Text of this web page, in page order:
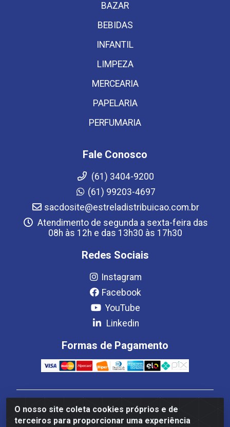
O nosso site coleta cookies próprios e de
terceiros para proporcionar uma experiência
BAZAR
BEBIDAS
INFANTIL
LIMPEZA
MERCEARIA
PAPELARIA
PERFUMARIA
Fale Conosco
(61) 3404-9200
(61) 99203-4697
sacdosite@estreladistribuicao.com.br
Atendimento de segunda a sexta-feira das
08h às 12h e das 13h30 às 17h30
Redes Sociais
Instagram
Facebook
YouTube
Linkedin
Formas de Pagamento
Estrela Distribuição LTDA - CNPJ 08.691.096/0001-93 -
Setor Setor de Industria Qi 22 Lt 7, 9, 11, 13, 14 Ao 32,